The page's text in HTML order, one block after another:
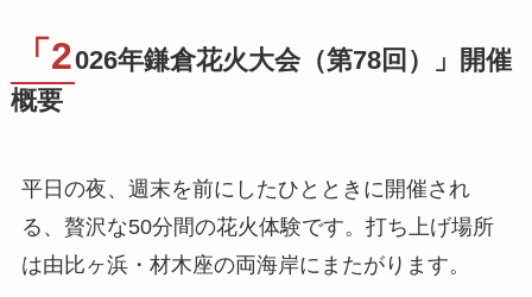
「2026年鎌倉花火大会（第78回）」開催
概要
平日の夜、週末を前にしたひとときに開催され
る、贅沢な50分間の花火体験です。打ち上げ場所
は由比ヶ浜・材木座の両海岸にまたがります。